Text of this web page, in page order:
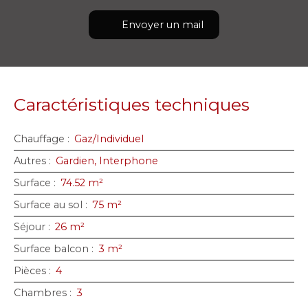
Envoyer un mail
Caractéristiques techniques
Chauffage : Gaz/Individuel
Autres : Gardien, Interphone
Surface : 74.52 m²
Surface au sol : 75 m²
Séjour : 26 m²
Surface balcon : 3 m²
Pièces : 4
Chambres : 3